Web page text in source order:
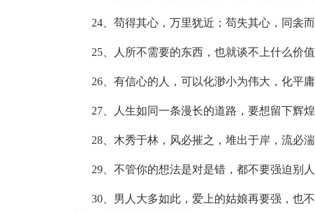
24、苟得其心，万里犹近；苟失其心，同衾
25、人所不需要的东西，也就谈不上什么价
26、有信心的人，可以化渺小为伟大，化
27、人生如同一条漫长的道路，要想留下辉
28、木秀于林，风必摧之，堆出于岸，流
29、不管你的想法是对是错，都不要强迫别
30、男人大多如此，爱上的姑娘再要强，也